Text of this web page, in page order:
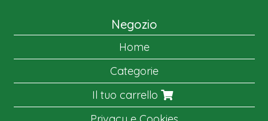
Negozio
Home
Categorie
Il tuo carrello